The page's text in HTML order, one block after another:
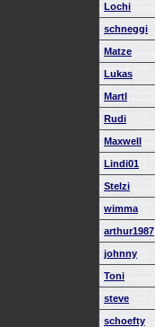
Lochi
schneggi
Matze
Lukas
Martl
Rudi
Maxwell
Lindi01
Stelzi
wimma
arthur1987
johnny
Toni
steve
schoefty